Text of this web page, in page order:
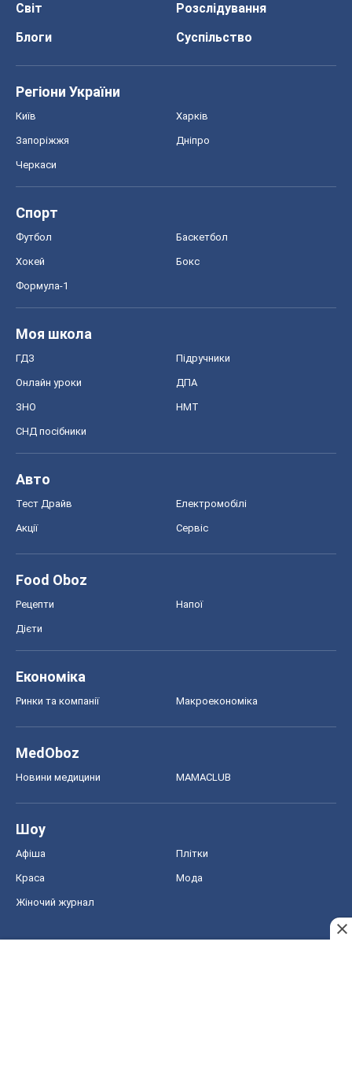
Світ
Розслідування
Блоги
Суспільство
Регіони України
Київ Харків
Запоріжжя Дніпро
Черкаси
Спорт
Футбол Баскетбол
Хокей Бокс
Формула-1
Моя школа
ГДЗ Підручники
Онлайн уроки ДПА
ЗНО НМТ
СНД посібники
Авто
Тест Драйв Електромобілі
Акції Сервіс
Food Oboz
Рецепти Напої
Дієти
Економіка
Ринки та компанії Макроекономіка
MedOboz
Новини медицини MAMACLUB
Шоу
Афіша Плітки
Краса Мода
Жіночий журнал